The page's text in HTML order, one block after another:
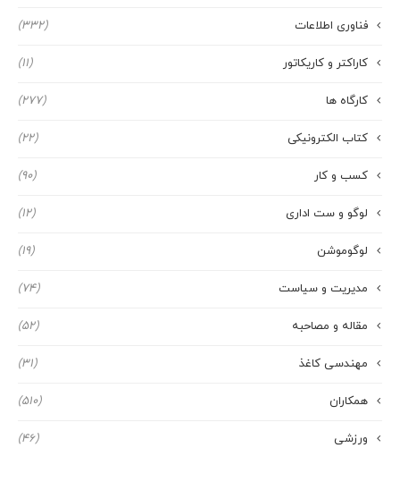
فناوری اطلاعات (332)
کاراکتر و کاریکاتور (11)
کارگاه ها (277)
کتاب الکترونیکی (22)
کسب و کار (90)
لوگو و ست اداری (12)
لوگوموشن (19)
مدیریت و سیاست (74)
مقاله و مصاحبه (52)
مهندسی کاغذ (31)
همکاران (510)
ورزشی (46)